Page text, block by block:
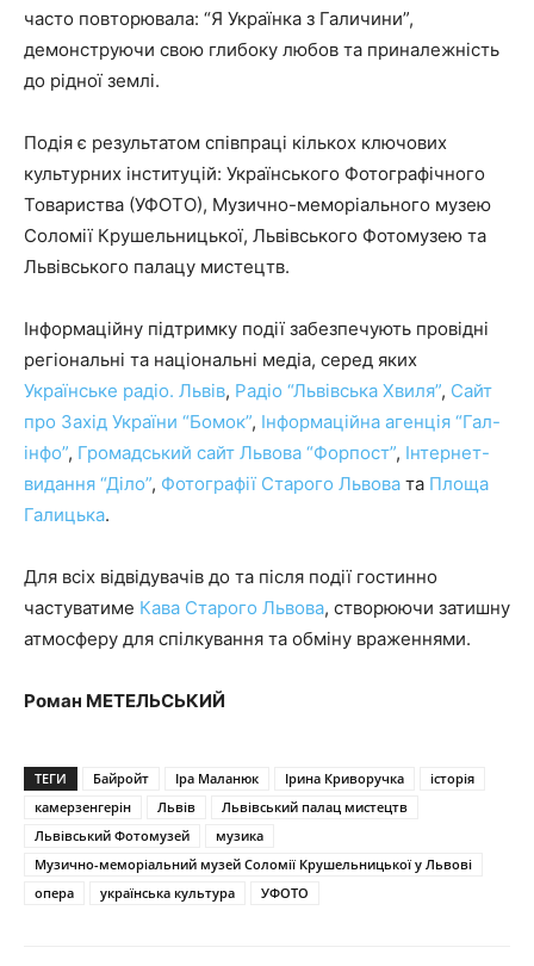
часто повторювала: “Я Українка з Галичини”,
демонструючи свою глибоку любов та приналежність
до рідної землі.
Подія є результатом співпраці кількох ключових
культурних інституцій: Українського Фотографічного
Товариства (УФОТО), Музично-меморіального музею
Соломії Крушельницької, Львівського Фотомузею та
Львівського палацу мистецтв.
Інформаційну підтримку події забезпечують провідні
регіональні та національні медіа, серед яких
Українське радіо. Львів, Радіо “Львівська Хвиля”, Сайт
про Захід України “Бомок”, Інформаційна агенція “Гал-
інфо”, Громадський сайт Львова “Форпост”, Інтернет-
видання “Діло”, Фотографії Старого Львова та Площа
Галицька.
Для всіх відвідувачів до та після події гостинно
частуватиме Кава Старого Львова, створюючи затишну
атмосферу для спілкування та обміну враженнями.
Роман МЕТЕЛЬСЬКИЙ
ТЕГИ Байройт Іра Маланюк Ірина Криворучка
історія
камерзенгерін
Львів
Львівський палац мистецтв
Львівський Фотомузей
музика
Музично-меморіальний музей Соломії Крушельницької у Львові
опера
українська культура УФОТО